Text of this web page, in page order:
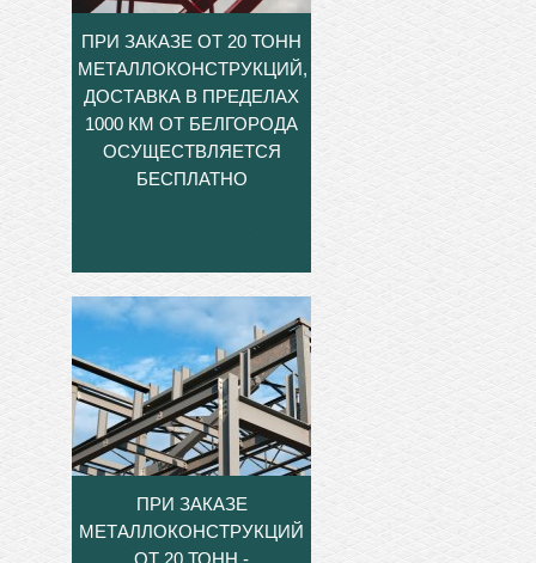
ПРИ ЗАКАЗЕ ОТ 20 ТОНН
МЕТАЛЛОКОНСТРУКЦИЙ,
ДОСТАВКА В ПРЕДЕЛАХ
1000 КМ ОТ БЕЛГОРОДА
ОСУЩЕСТВЛЯЕТСЯ
БЕСПЛАТНО
ПРИ ЗАКАЗЕ
МЕТАЛЛОКОНСТРУКЦИЙ